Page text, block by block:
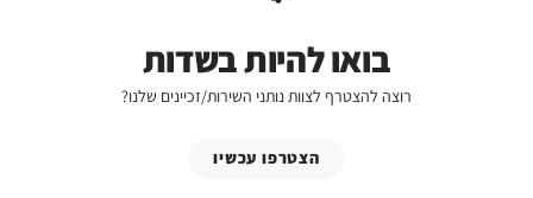
בואו להיות בשדות
רוצה להצטרף לצוות נותני השירות/זכיינים שלנו?
הצטרפו עכשיו